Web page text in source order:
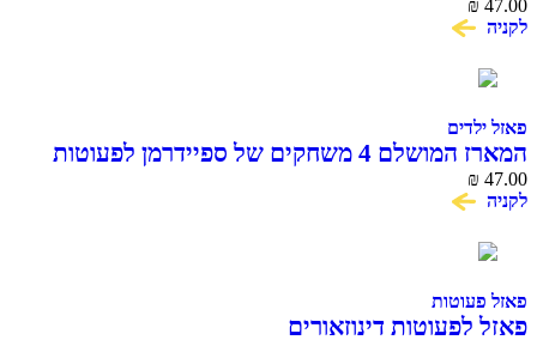
וחברים לפעוטות
₪ 47.00
לקניה
פאזל ילדים
המארז המושלם 4 משחקים של ספיידרמן לפעוטות
₪ 47.00
לקניה
פאזל פעוטות
פאזל לפעוטות דינוזאורים